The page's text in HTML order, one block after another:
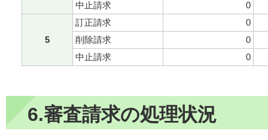
中止請求
0
5
訂正請求
0
削除請求
0
中止請求
0
6.審査請求の処理状況